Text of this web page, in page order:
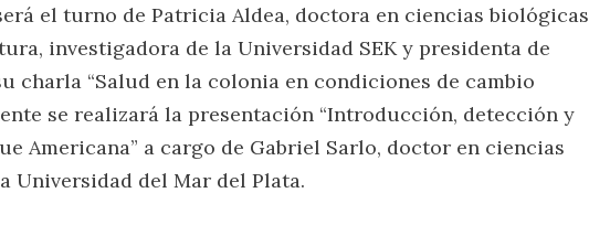
el turno de Patricia Aldea, doctora en ciencias biológicas
investigadora de la Universidad SEK y presidenta de
charla “Salud en la colonia en condiciones de cambio
se realizará la presentación “Introducción, detección y
Americana” a cargo de Gabriel Sarlo, doctor en ciencias
Universidad del Mar del Plata.